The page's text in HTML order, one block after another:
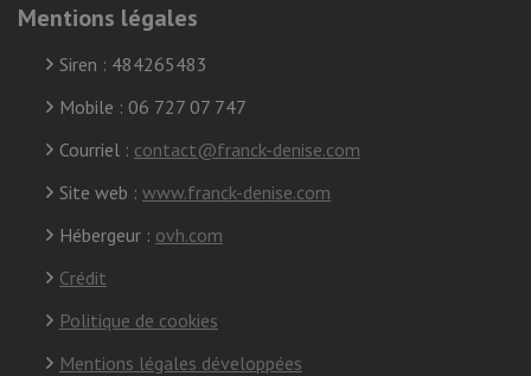
Mentions légales
Siren : 484265483
Mobile : 06 727 07 747
Courriel : contact@franck-denise.com
Site web : www.franck-denise.com
Hébergeur : ovh.com
Crédit
Politique de cookies
Mentions légales développées